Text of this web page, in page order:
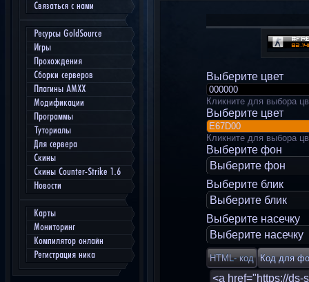
Связаться с нами
Ресурсы GoldSource
Игры
Прохождения
Сборки серверов
Плагины AMXX
Модификации
Программы
Туториалы
Для сервера
Скины
Скины Counter-Strike 1.6
Новости
Карты
Мониторинг
Компилятор онлайн
Регистрация ника
Выберите цвет
Кликните для выбора
Выберите цвет
Кликните для выбора
Выберите фон
Выберите фон
Выберите блик
Выберите блик
Выберите насечку
Выберите насечку